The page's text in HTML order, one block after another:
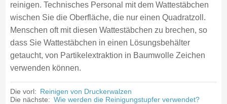
reinigen. Technisches Personal mit dem Wattestäbchen
wischen Sie die Oberfläche, die nur einen Quadratzoll.
Menschen oft mit diesen Wattestäbchen zu brechen, so
dass Sie Wattestäbchen in einen Lösungsbehälter
getaucht, von Partikelextraktion in Baumwolle Zeichen
verwenden können.
Die vorl: Reinigen von Druckerwalzen
Die nächste: Wie werden die Reinigungstupfer verwendet?